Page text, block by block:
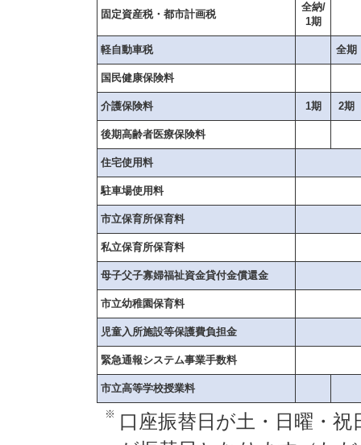
固定資産税・都市計画税
全納/
1期
軽自動車税 全期
国民健康保険料
介護保険料 1期 2期
後期高齢者医療保険料
住宅使用料
駐車場使用料
市立保育所保育料
私立保育所保育料
母子父子寡婦福祉資金貸付金償還金
市立幼稚園保育料
児童入所施設等保護費負担金
緊急通報システム事業手数料
市立高等学校授業料
※ 口座振替日が土・日曜・